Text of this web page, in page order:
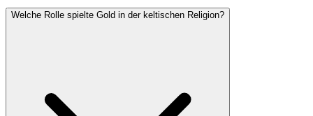
Welche Rolle spielte Gold in der keltischen Religion?